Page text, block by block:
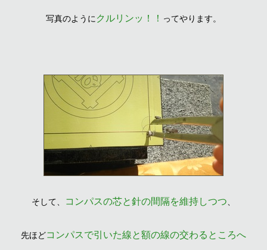
写真のようにクルリンッ！！ ってやります。
そして、 コンパスの芯と針の間隔を維持しつつ、
先ほどコンパスで引いた線と額の線の交わるところへ